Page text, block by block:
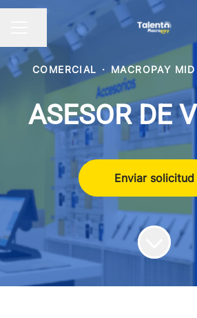
Menú de empleo
Compartir página
COMERCIAL · MACROPAY
ASESOR DE
Enviar solicitud